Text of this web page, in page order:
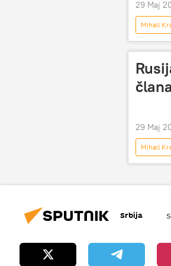
29 Maj
Mihail
29 Maj
Mihail
Srbija